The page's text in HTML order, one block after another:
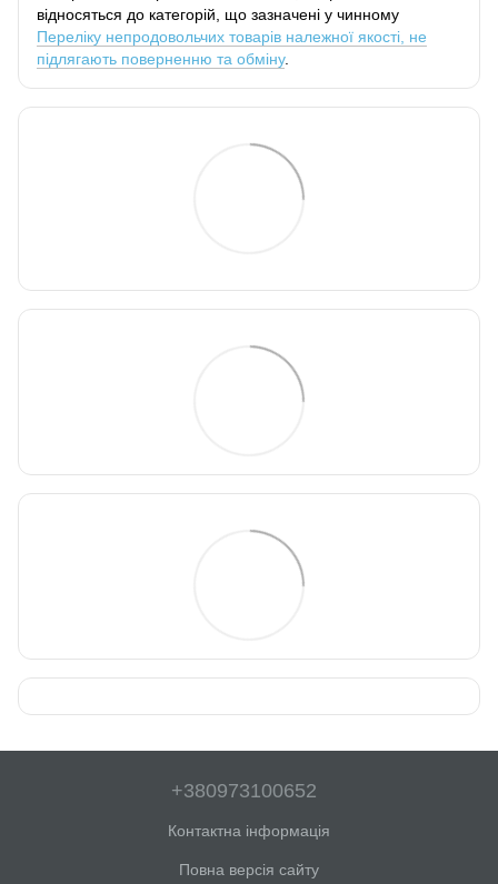
відносяться до категорій, що зазначені у чинному
Переліку непродовольчих товарів належної якості, не
підлягають поверненню та обміну.
+380973100652
Контактна інформація
Повна версія сайту